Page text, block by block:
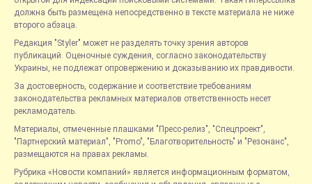
должна быть размещена непосредственно в тексте материала не ниже
второго абзаца.
Редакция "Styler" может не разделять точку зрения авторов
публикаций. Оценочные суждения, согласно законодательству
Украины, не подлежат опровержению и доказыванию их правдивости.
За достоверность, содержание и соответствие требованиям
законодательства рекламных материалов ответственность несет
рекламодатель.
Материалы, отмеченные плашками "Пресс-релиз", "Спецпроект",
"Партнерский материал", "Promo", "Благотворительность" и "Резонанс",
размещаются на правах рекламы.
Рубрика «Новости компаний» является информационным форматом,